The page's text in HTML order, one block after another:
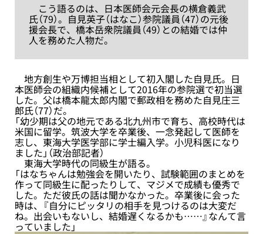
こう語るのは、日本医師会元会長の横倉義武
氏（79）。自見英子（はなこ）参院議員（47）の元後
援会長で、橋本岳衆院議員（49）との結婚では仲
人を務めた人物だ。
地方創生や万博担当相として初入閣した自見氏。日
本医師会の組織内候補として2016年の参院選で初当選
した。父は橋本龍太郎内閣で郵政相を務めた自見庄三
郎氏（77）だ。
「幼少期は父の地元である北九州市で育ち、高校時代は
米国に留学。筑波大学を卒業後、一念発起して医師を
志し、東海大学医学部に学士編入学。小児科医になり
ました」（政治部記者）
東海大学時代の同級生が語る。
「はなちゃんは勉強会を開いたり、試験範囲のまとめを
作って同級生に配ったりして、マジメで成績も優秀で
した。ただ彼氏の話は聞かなかった。卒業後に会った
時は、『自分にピッタリの相手を見つけるのは大変だ
ね。出会いもないし、結婚遅くなるかも……』なんて言
っていました」